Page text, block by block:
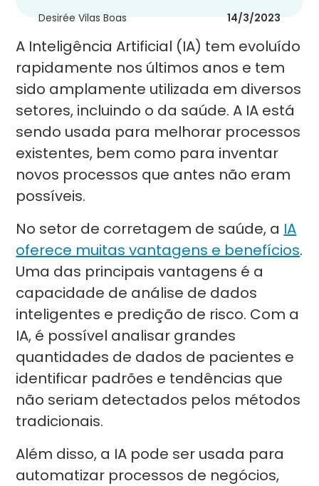
Desirée Vilas Boas 14/3/2023
A Inteligência Artificial (IA) tem evoluído
rapidamente nos últimos anos e tem
sido amplamente utilizada em diversos
setores, incluindo o da saúde. A IA está
sendo usada para melhorar processos
existentes, bem como para inventar
novos processos que antes não eram
possíveis.
No setor de corretagem de saúde, a IA
oferece muitas vantagens e benefícios.
Uma das principais vantagens é a
capacidade de análise de dados
inteligentes e predição de risco. Com a
IA, é possível analisar grandes
quantidades de dados de pacientes e
identificar padrões e tendências que
não seriam detectados pelos métodos
tradicionais.
Além disso, a IA pode ser usada para
automatizar processos de negócios,